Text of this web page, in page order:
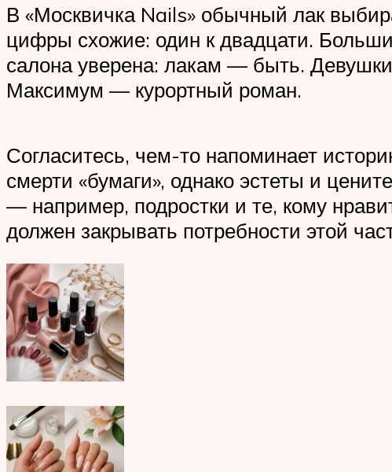
В «Москвичка Nails» обычный лак
цифры схожие: один к двадцати.
салона уверена: лакам — быть.
Максимум — курортный роман.
Согласитесь, чем-то напоминает
смерти «бумаги», однако эстеты и
— например, подростки и те, кому
должен закрывать потребности этой